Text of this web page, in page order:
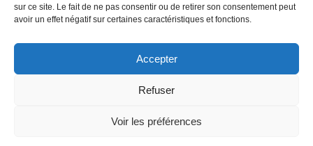
sur ce site. Le fait de ne pas consentir ou de retirer son consentement peut
avoir un effet négatif sur certaines caractéristiques et fonctions.
Accepter
Refuser
Voir les préférences
secondaires décerné par le ministre de l’Éducation du